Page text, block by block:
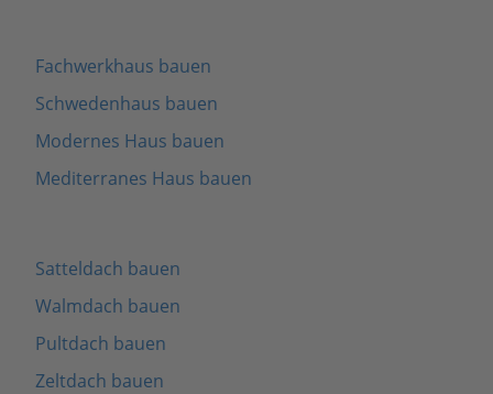
Fachwerkhaus bauen
Schwedenhaus bauen
Modernes Haus bauen
Mediterranes Haus bauen
Satteldach bauen
Walmdach bauen
Pultdach bauen
Zeltdach bauen